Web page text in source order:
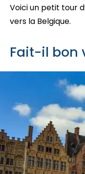
Voici un petit tour
vers la Belgique.
Fait-il bon